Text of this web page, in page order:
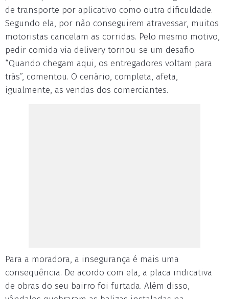
de transporte por aplicativo como outra dificuldade.
Segundo ela, por não conseguirem atravessar, muitos
motoristas cancelam as corridas. Pelo mesmo motivo,
pedir comida via delivery tornou-se um desafio.
“Quando chegam aqui, os entregadores voltam para
trás”, comentou. O cenário, completa, afeta,
igualmente, as vendas dos comerciantes.
Para a moradora, a insegurança é mais uma
consequência. De acordo com ela, a placa indicativa
de obras do seu bairro foi furtada. Além disso,